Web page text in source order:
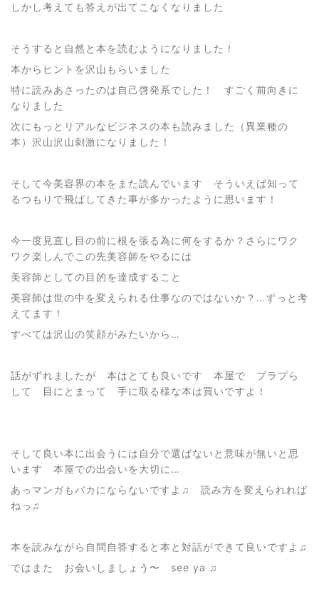
しかし考えても答えが出てこなくなりました
そうすると自然と本を読むようになりました！
本からヒントを沢山もらいました
特に読みあさったのは自己啓発系でした！ すごく前向きに
なりました
次にもっとリアルなビジネスの本も読みました（異業種の
本）沢山沢山刺激になりました！
そして今美容界の本をまた読んでいます そういえば知って
るつもりで飛ばしてきた事が多かったように思います！
今一度見直し目の前に根を張る為に何をするか？さらにワク
ワク楽しんでこの先美容師をやるには
美容師としての目的を達成すること
美容師は世の中を変えられる仕事なのではないか？…ずっと考
えてます！
すべては沢山の笑顔がみたいから…
話がずれましたが 本はとても良いです 本屋で プラプら
して 目にとまって 手に取る様な本は買いですよ！
そして良い本に出会うには自分で選ばないと意味が無いと思
います 本屋での出会いを大切に…
あっマンガもバカにならないですよ♫ 読み方を変えられれば
ねっ♫
本を読みながら自問自答すると本と対話ができて良いですよ♫
ではまた お会いしましょう〜 see ya ♫